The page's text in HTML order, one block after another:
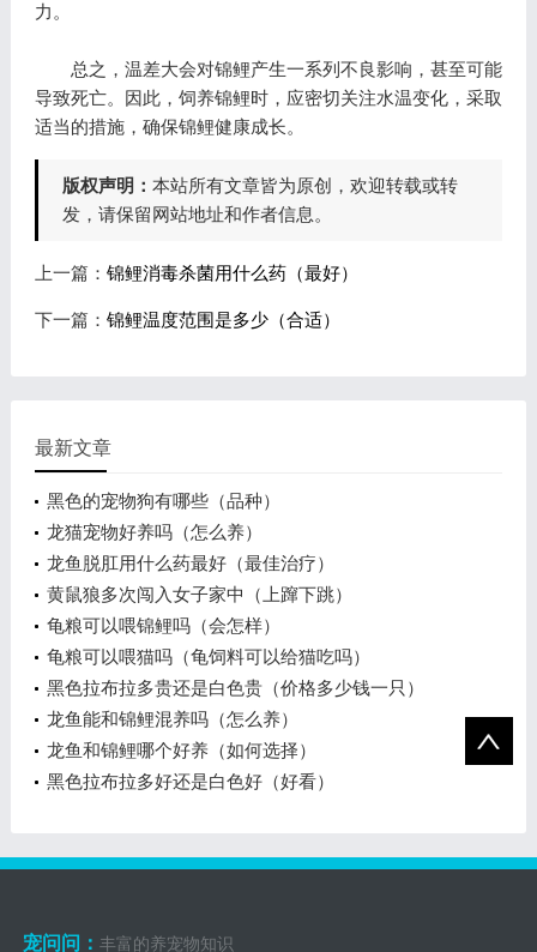
力。
总之，温差大会对锦鲤产生一系列不良影响，甚至可能
导致死亡。因此，饲养锦鲤时，应密切关注水温变化，采取
适当的措施，确保锦鲤健康成长。
版权声明： 本站所有文章皆为原创，欢迎转载或转
发，请保留网站地址和作者信息。
上一篇： 锦鲤消毒杀菌用什么药（最好）
下一篇： 锦鲤温度范围是多少（合适）
最新文章
黑色的宠物狗有哪些（品种）
龙猫宠物好养吗（怎么养）
龙鱼脱肛用什么药最好（最佳治疗）
黄鼠狼多次闯入女子家中（上蹿下跳）
龟粮可以喂锦鲤吗（会怎样）
龟粮可以喂猫吗（龟饲料可以给猫吃吗）
黑色拉布拉多贵还是白色贵（价格多少钱一只）
龙鱼能和锦鲤混养吗（怎么养）
龙鱼和锦鲤哪个好养（如何选择）
黑色拉布拉多好还是白色好（好看）
宠问问： 丰富的养宠物知识